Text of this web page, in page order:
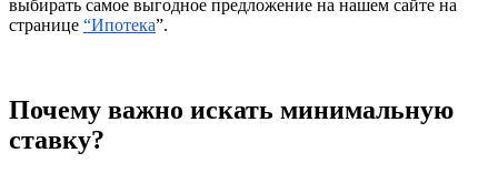
выбирать самое выгодное предложение на нашем сайте на
странице “Ипотека”.
Почему важно искать минимальную
ставку?